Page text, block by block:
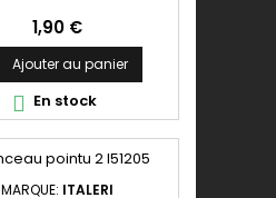
Prix
1,90 €
Ajouter au panier
 En stock
MARQUE: ITALERI